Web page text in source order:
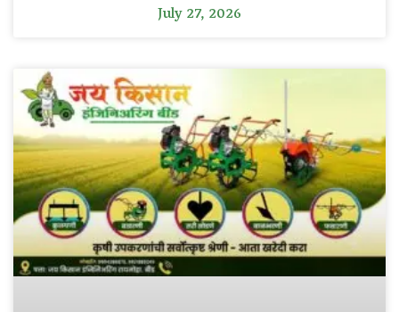
July 27, 2026